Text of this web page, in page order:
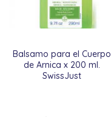
Balsamo para el Cuerpo
de Arnica x 200 ml.
SwissJust